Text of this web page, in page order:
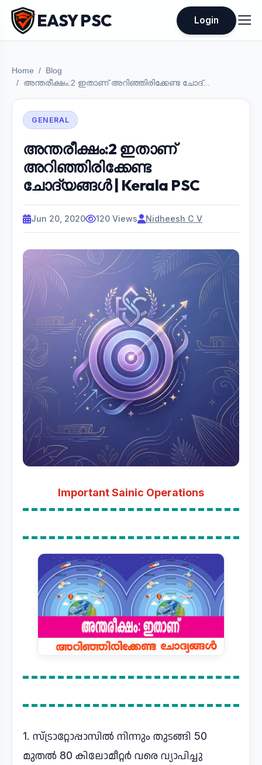
EASY PSC Login
Home
Blog
അന്തരീക്ഷം:2 ഇതാണ് അറിഞ്ഞിരിക്കേണ്ട ചോദ്...
GENERAL
അന്തരീക്ഷം:2 ഇതാണ്
അറിഞ്ഞിരിക്കേണ്ട
ചോദ്യങ്ങൾ | Kerala PSC
Jun 20, 2020 120 Views Nidheesh C V
Important Sainic Operations
1. സ്ട്രാറ്റോപ്പാസിൽ നിന്നും തുടങ്ങി 50
മുതൽ 80 കിലോമീറ്റർ വരെ വ്യാപിച്ചു